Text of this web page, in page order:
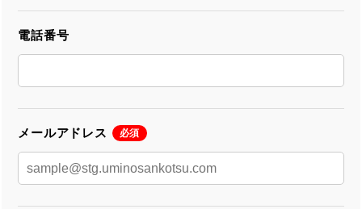
電話番号
メールアドレス 必須